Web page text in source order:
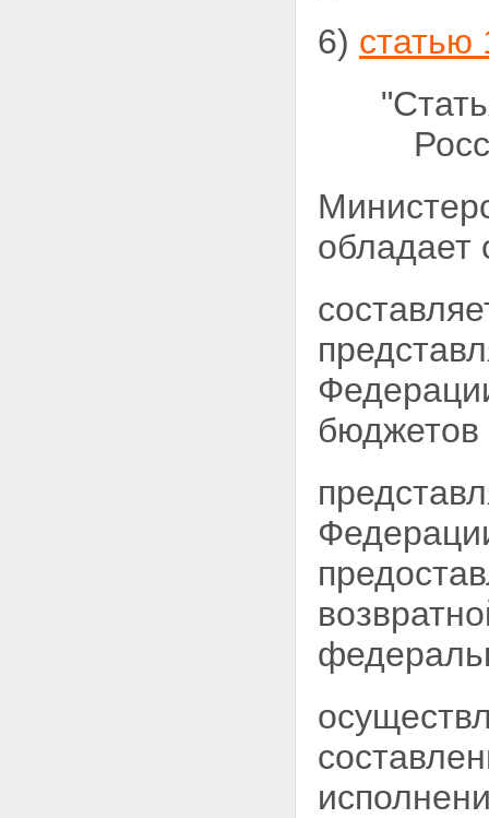
6) статью
бюджетов